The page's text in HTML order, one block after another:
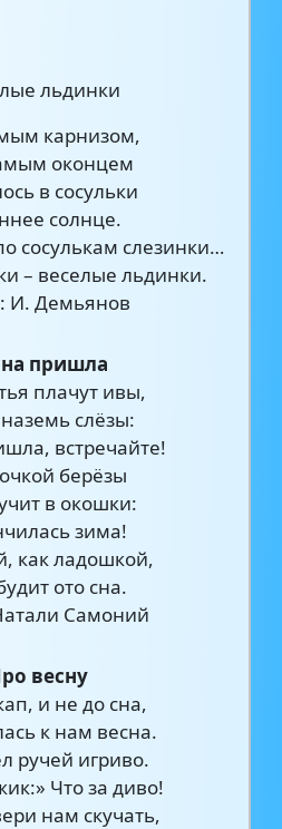
льдинки
карнизом,
оконцем
в сосульки
солнце.
сосулькам слезинки…
– веселые льдинки.
И. Демьянов
пришла
плачут ивы,
слёзы:
встречайте!
берёзы
в окошки:
зима!
как ладошкой,
ото сна.
Самоний
весну
и не до сна,
к нам весна.
ручей игриво.
Что за диво!
нам скучать,